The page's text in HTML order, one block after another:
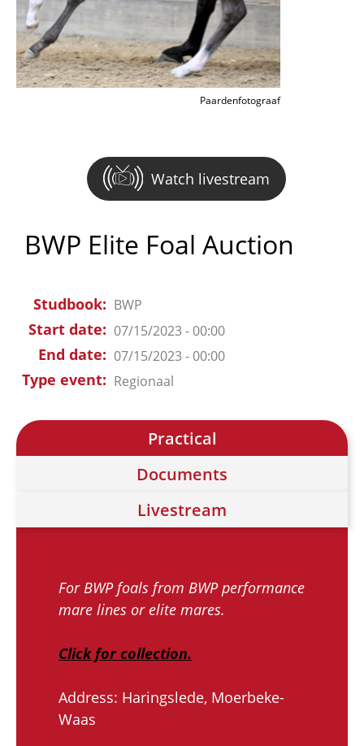
Paardenfotograaf
Watch livestream
BWP Elite Foal Auction
Studbook BWP
Start date 07/15/2023 - 00:00
End date 07/15/2023 - 00:00
Type event Regionaal
Practical
Documents
Livestream
For BWP foals from BWP performance
mare lines or elite mares.
Click for collection.
Address: Haringslede, Moerbeke-
Waas